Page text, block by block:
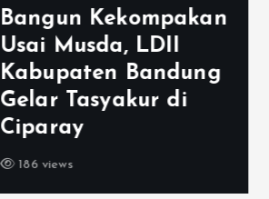
Bangun Kekompakan
Usai Musda, LDII
Kabupaten Bandung
Gelar Tasyakur di
Ciparay
186 views